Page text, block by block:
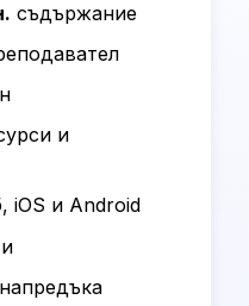
съдържание
и
iOS и Android